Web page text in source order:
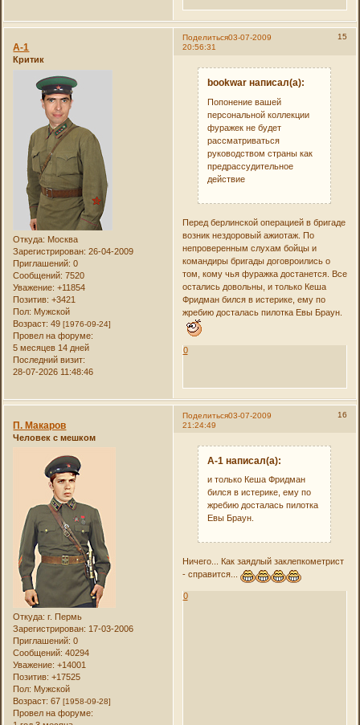
Поделиться 15
03-07-2009
20:56:31
А-1
Критик
Откуда: Москва
Зарегистрирован: 26-04-2009
Приглашений: 0
Сообщений: 7520
Уважение: +11854
Позитив: +3421
Пол: Мужской
Возраст: 49[1976-09-24]
Провел на форуме:
5 месяцев 14 дней
Последний визит:
28-07-2026 11:48:46
bookwar написал(а):
Попонение вашей
персональной коллекции
фуражек не будет
рассматриваться
руководством страны как
предрассудительное
действие
Перед берлинской операцией в бригаде
возник нездоровый ажиотаж. По
непроверенным слухам бойцы и
командиры бригады договроились о
том, кому чья фуражка достанется. Все
остались довольны, и только Кеша
Фридман бился в истерике, ему по
жребию досталась пилотка Евы Браун.
0
Поделиться 16
03-07-2009
21:24:49
П. Макаров
Человек с мешком
Откуда: г. Пермь
Зарегистрирован: 17-03-2006
Приглашений: 0
Сообщений: 40294
Уважение: +14001
Позитив: +17525
Пол: Мужской
Возраст: 67[1958-09-28]
Провел на форуме:
А-1 написал(а):
и только Кеша Фридман
бился в истерике, ему по
жребию досталась пилотка
Евы Браун.
Ничего... Как заядлый заклепкометрист
- справится...
0